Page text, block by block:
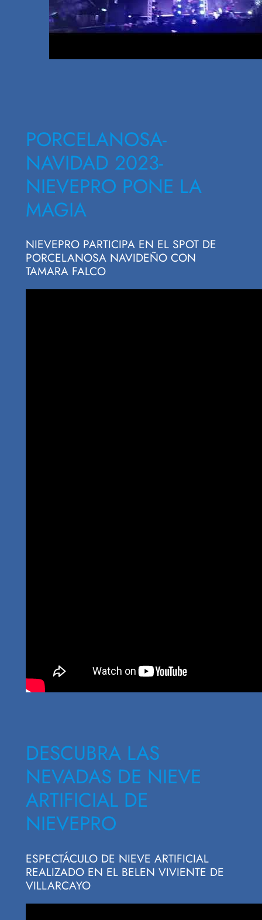
PORCELANOSA-
NAVIDAD 2023-
NIEVEPRO PONE LA
MAGIA
NIEVEPRO PARTICIPA EN EL SPOT DE
PORCELANOSA NAVIDEÑO CON
TAMARA FALCO
DESCUBRA LAS
NEVADAS DE NIEVE
ARTIFICIAL DE
NIEVEPRO
ESPECTÁCULO DE NIEVE ARTIFICIAL
REALIZADO EN EL BELEN VIVIENTE DE
VILLARCAYO